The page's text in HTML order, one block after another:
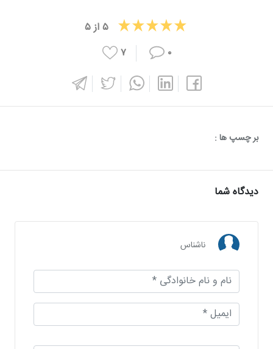
۵از۵
۰
۷
بر چسپ ها :
دیدگاه شما
ناشناس